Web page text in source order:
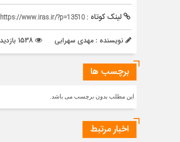
لینک کوتاه :https://www.iras.ir/?p=13510
نویسنده : مهدی سهرابی
برچسب ها
این مطلب بدون برچسب می باشد.
اخبار مرتبط